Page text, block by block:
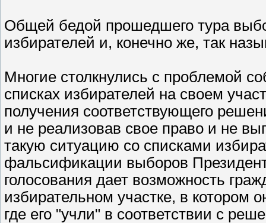
Общей бедой прошедшего тура
избирателей и, конечно же, так
Многие столкнулись с проблемой
списках избирателей на своем
получения соответствующего
и не реализовав свое право и не
такую ситуацию со списками
фальсификации выборов
голосования дает возможность
избирательном участке, в котором
где его "учли" в соответствии с